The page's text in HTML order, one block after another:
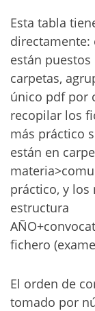
Esta tabla
directamente:
están puestos
carpetas,
único pdf por
recopilar los
más práctico
están en
práctico, y
estructura
fichero
El orden de
tomado por